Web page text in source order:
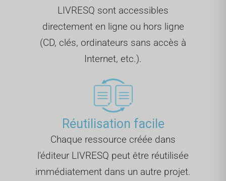
LIVRESQ sont accessibles
directement en ligne ou hors ligne
(CD, clés, ordinateurs sans accès à
Internet, etc.).
Réutilisation facile
Chaque ressource créée dans
l'éditeur LIVRESQ peut être réutilisée
immédiatement dans un autre projet.